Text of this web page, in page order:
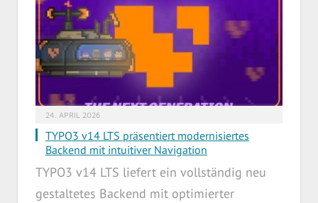
24. APRIL 2026
TYPO3 v14 LTS präsentiert modernisiertes
Backend mit intuitiver Navigation
TYPO3 v14 LTS liefert ein vollständig neu
gestaltetes Backend mit optimierter